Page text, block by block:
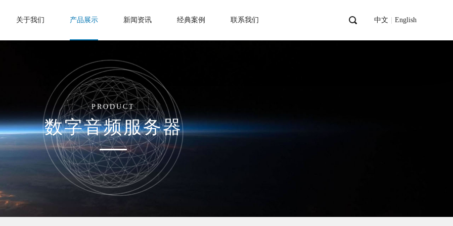
关于我们 产品展示 新闻资讯 经典案例 联系我们 中文 English
PRODUCT
数字音频服务器